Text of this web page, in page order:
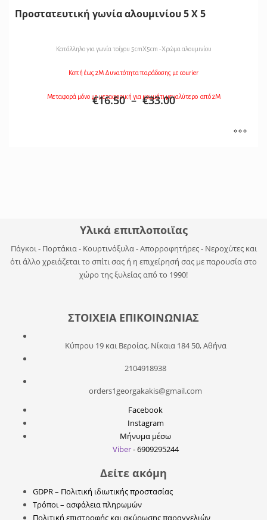
Προστατευτική γωνία αλουμινίου 5 Χ 5
Κατάλληλο για γωνία τοίχου 5cmX5cm -Χρώμα αλουμινίου
Κοπή έως 2Μ Δυνατότητα παράδοσης με courier
Μεταφορά μόνο με μεταφορική για κομμάτι μεγαλύτερο από 2Μ
€16.50 – €33.00
Υλικά επιπλοποιϊας
Πάγκοι - Πορτάκια - Κουρτινόξυλα - Απορροφητήρες - Νεροχύτες και
ότι άλλο χρειάζεται το σπίτι σας ή η επιχείρησή σας με παρουσία στο
χώρο της ξυλείας από το 1990!
ΣΤΟΙΧΕΙΑ ΕΠΙΚΟΙΝΩΝΙΑΣ
Κύπρου 19 και Βεροίας, Νίκαια 184 50, Αθήνα
2104918938
orders1georgakakis@gmail.com
Facebook
Instagram
Μήνυμα μέσω
Viber- 6909295244
Δείτε ακόμη
GDPR – Πολιτική ιδιωτικής προστασίας
Τρόποι – ασφάλεια πληρωμών
Πολιτική επιστροφής και ακύρωσης παραγγελιών